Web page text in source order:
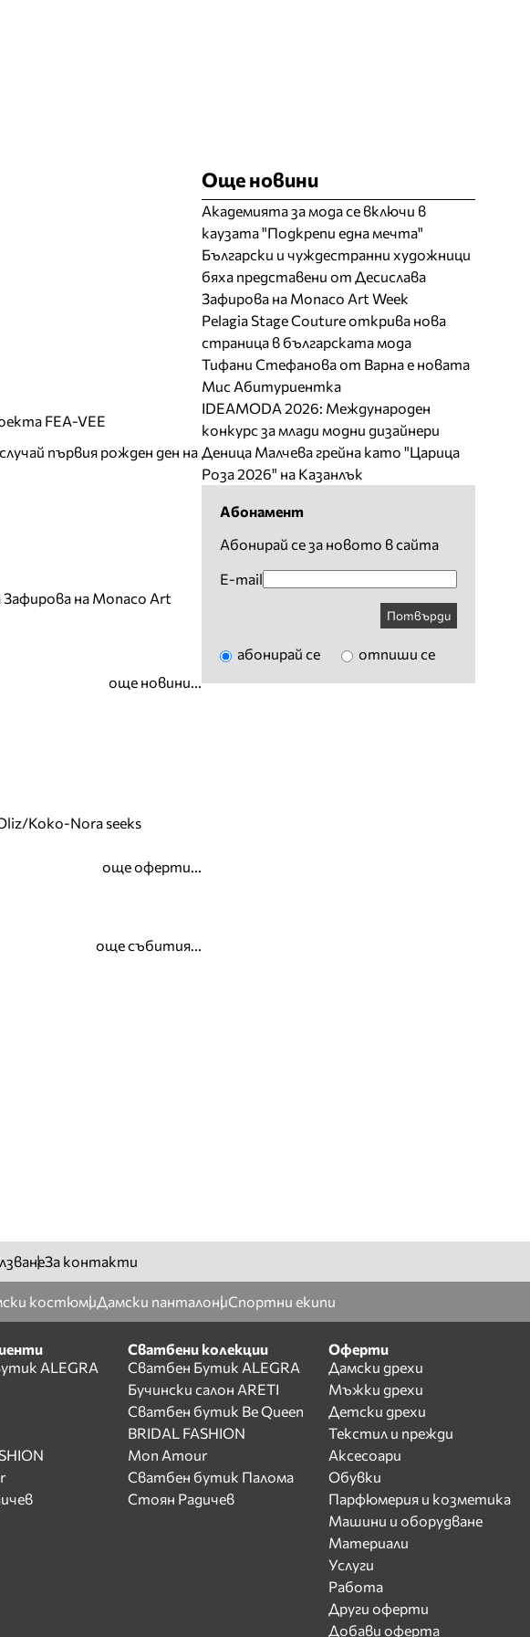
FEA-VEE
първия рожден ден на
на Monaco Art
още новини...
Koko-Nora seeks
още оферти...
още събития...
Още новини
Академията за мода се включи в
каузата "Подкрепи една мечта"
Български и чуждестранни художници
бяха представени от Десислава
Зафирова на Monaco Art Week
Pelagia Stage Couture открива нова
страница в българската мода
Тифани Стефанова от Варна е новата
Мис Абитуриентка
IDEAMODA 2026: Международен
конкурс за млади модни дизайнери
Деница Малчева грейна като "Царица
Роза 2026" на Казанлък
Абонамент
Абонирай се за новото в сайта
E-mail
Потвърди
абонирай се отпиши се
За контакти
костюмиДамски панталониСпортни екипи
ALEGRA
Сватбени колекции
Сватбен Бутик ALEGRA
Бучински салон ARETI
Сватбен бутик Be Queen
BRIDAL FASHION
Mon Amour
Сватбен бутик Палома
Стоян Радичев
Оферти
Дамски дрехи
Мъжки дрехи
Детски дрехи
Текстил и прежди
Аксесоари
Обувки
Парфюмерия и козметика
Машини и оборудване
Материали
Услуги
Работа
Други оферти
Добави оферта